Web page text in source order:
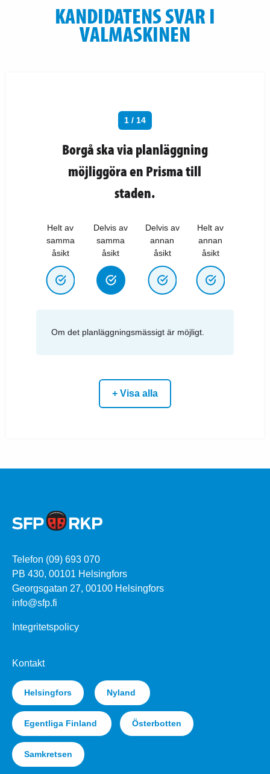
KANDIDATENS SVAR I
VALMASKINEN
1 / 14
Borgå ska via planläggning
möjliggöra en Prisma till
staden.
Helt av
samma
åsikt
Delvis av
samma
åsikt
Delvis av
annan
åsikt
Helt av
annan
åsikt
Om det planläggningsmässigt är möjligt.
+ Visa alla
Telefon (09) 693 070
PB 430, 00101 Helsingfors
Georgsgatan 27, 00100 Helsingfors
info@sfp.fi
Integritetspolicy
Kontakt
Helsingfors Nyland
Egentliga Finland Österbotten
Samkretsen